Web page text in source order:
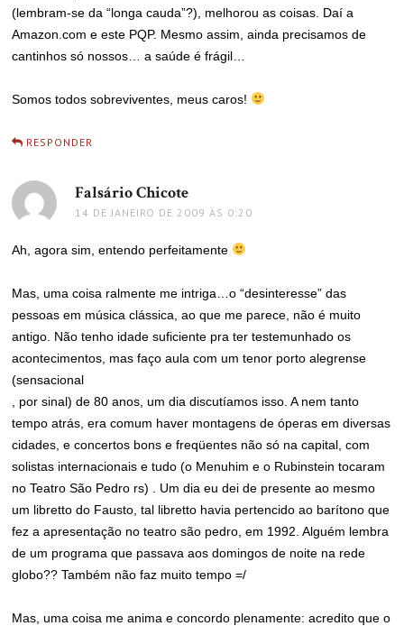
(lembram-se da “longa cauda”?), melhorou as coisas. Daí a
Amazon.com e este PQP. Mesmo assim, ainda precisamos de
cantinhos só nossos… a saúde é frágil…
Somos todos sobreviventes, meus caros!
RESPONDER
Falsário Chicote
14 DE JANEIRO DE 2009 ÀS 0:20
Ah, agora sim, entendo perfeitamente
Mas, uma coisa ralmente me intriga…o “desinteresse” das
pessoas em música clássica, ao que me parece, não é muito
antigo. Não tenho idade suficiente pra ter testemunhado os
acontecimentos, mas faço aula com um tenor porto alegrense
(sensacional
, por sinal) de 80 anos, um dia discutíamos isso. A nem tanto
tempo atrás, era comum haver montagens de óperas em diversas
cidades, e concertos bons e freqüentes não só na capital, com
solistas internacionais e tudo (o Menuhim e o Rubinstein tocaram
no Teatro São Pedro rs) . Um dia eu dei de presente ao mesmo
um libretto do Fausto, tal libretto havia pertencido ao barítono que
fez a apresentação no teatro são pedro, em 1992. Alguém lembra
de um programa que passava aos domingos de noite na rede
globo?? Também não faz muito tempo =/
Mas, uma coisa me anima e concordo plenamente: acredito que o